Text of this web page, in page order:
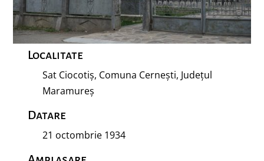
Localitate
Sat Ciocotiș, Comuna Cernești, Județul
Maramureș
Datare
21 octombrie 1934